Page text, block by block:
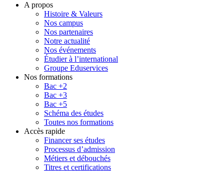
A propos
Histoire & Valeurs
Nos campus
Nos partenaires
Notre actualité
Nos événements
Étudier à l’international
Groupe Eduservices
Nos formations
Bac +2
Bac +3
Bac +5
Schéma des études
Toutes nos formations
Accès rapide
Financer ses études
Processus d’admission
Métiers et débouchés
Titres et certifications